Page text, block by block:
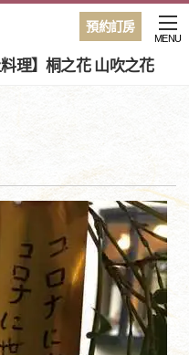
預約訂房
理】桐之花 山吹之花
MENU